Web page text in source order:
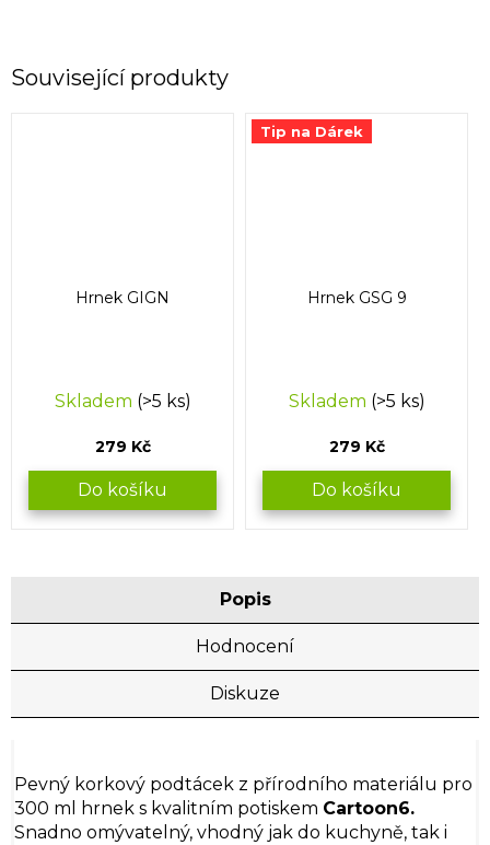
Související produkty
Hrnek GIGN
Skladem (>5 ks)
279 Kč
Do košíku
Tip na Dárek
Hrnek GSG 9
Skladem (>5 ks)
279 Kč
Do košíku
Popis
Hodnocení
Diskuze
Pevný korkový podtácek z přírodního materiálu pro
300 ml hrnek s kvalitním potiskem Cartoon6.
Snadno omývatelný, vhodný jak do kuchyně, tak i